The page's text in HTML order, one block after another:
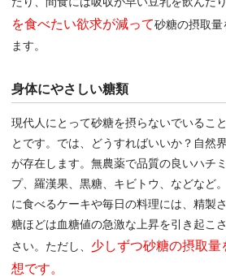
を食べたい欲求が減って砂糖の摂取
ます。
身体にやさしい糖類
現代人にとって砂糖を摂らないでいるこ
とです。では、どうすればいいか？自然
が存在します。無農薬で品質の良いハチ
プ、羅漢果、黒糖、キビトウ、などなど
に食べるケーキや毎日の料理には、精製
糖ほどは血糖値の急激な上昇を引き起こ
さい。ただし、 少しずつ砂糖の摂取
想です。